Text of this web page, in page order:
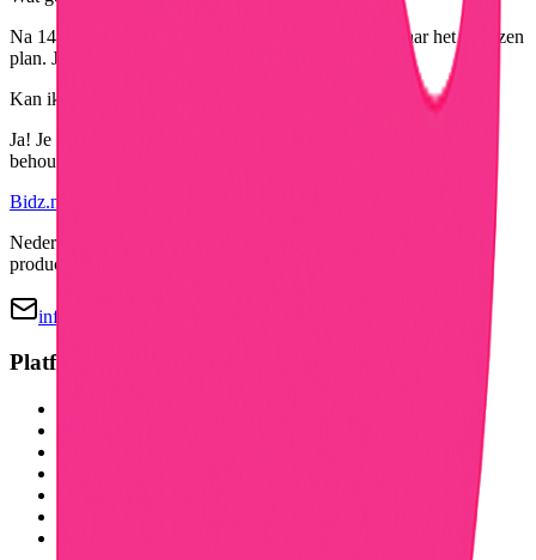
Na 14 dagen wordt je automatisch doorgeschakeld naar het gekozen
plan. Je kunt op elk moment annuleren zonder kosten.
Kan ik mijn consumer account behouden?
Ja! Je business account is een upgrade van je huidige account. Je
behoudt al je data, ratings en reviews.
Bidz.nl
Nederlands online veilingplatform voor tweedehands en nieuwe
producten.
info@bidz.nl
Platform